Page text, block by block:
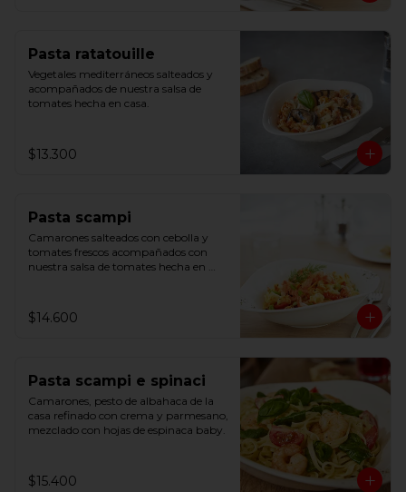
Pasta ratatouille
Vegetales mediterráneos salteados y
acompañados de nuestra salsa de
tomates hecha en casa.
$13.300
Pasta scampi
Camarones salteados con cebolla y
tomates frescos acompañados con
nuestra salsa de tomates hecha en
$14.600
Pasta scampi e spinaci
Camarones, pesto de albahaca de la
casa refinado con crema y parmesano,
mezclado con hojas de espinaca baby.
$15.400